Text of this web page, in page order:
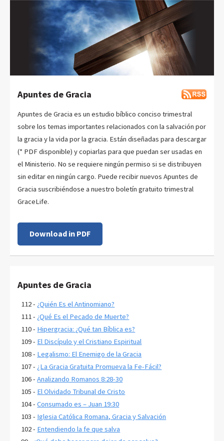
Apuntes de Gracia
Apuntes de Gracia es un estudio bíblico conciso trimestral
sobre los temas importantes relacionados con la salvación por
la gracia y la vida por la gracia. Están diseñadas para descargar
(* PDF disponible) y copiarlas para que puedan ser usadas en
el Ministerio. No se requiere ningún permiso si se distribuyen
sin editar en ningún cargo. Puede recibir nuevos Apuntes de
Gracia suscribiéndose a nuestro boletín gratuito trimestral
GraceLife.
Download in PDF
Apuntes de Gracia
112 - ¿Quién Es el Antinomiano?
111 - ¿Qué Es el Pecado de Muerte?
110 - Hipergracia: ¿Qué tan Bíblica es?
109 - El Discípulo y el Cristiano Espiritual
108 - Legalismo: El Enemigo de la Gracia
107 - ¿La Gracia Gratuita Promueva la Fe-Fácil?
106 -Analizando Romanos 8:28-30
105 - El Olvidado Tribunal de Cristo
104 -Consumado es – Juan 19:30
103 - Iglesia Católica Romana, Gracia y Salvación
102 - Entendiendo la fe que salva